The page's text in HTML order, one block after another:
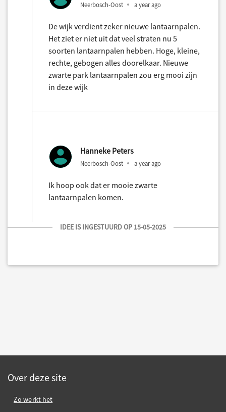
Neerbosch-Oost a year ago
De wijk verdient zeker nieuwe lantaarnpalen.
Het ziet er niet uit dat veel straten nu 5
soorten lantaarnpalen hebben. Hoge, kleine,
rechte, gebogen alles doorelkaar. Nieuwe
zwarte park lantaarnpalen zou erg mooi zijn
in deze wijk
Hanneke Peters
Neerbosch-Oost a year ago
Ik hoop ook dat er mooie zwarte
lantaarnpalen komen.
IDEE IS INGESTUURD OP 15-05-2025
Over deze site
Zo werkt het